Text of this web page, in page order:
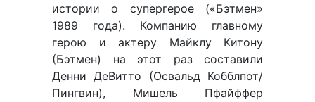
истории о супергерое («Бэтмен»
1989 года). Компанию главному
герою и актеру Майклу Китону
(Бэтмен) на этот раз составили
Денни ДеВитто (Освальд Кобблпот/
Пингвин), Мишель Пфайффер